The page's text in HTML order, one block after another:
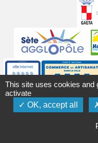
partenaires
Labels
Autres
This site uses cookies and
activate
OK, accept all